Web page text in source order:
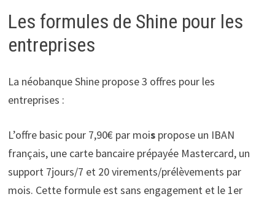
Les formules de Shine pour les
entreprises
La néobanque Shine propose 3 offres pour les
entreprises :
L’offre basic pour 7,90€ par moispropose un IBAN
français, une carte bancaire prépayée Mastercard, un
support 7jours/7 et 20 virements/prélèvements par
mois. Cette formule est sans engagement et le 1er